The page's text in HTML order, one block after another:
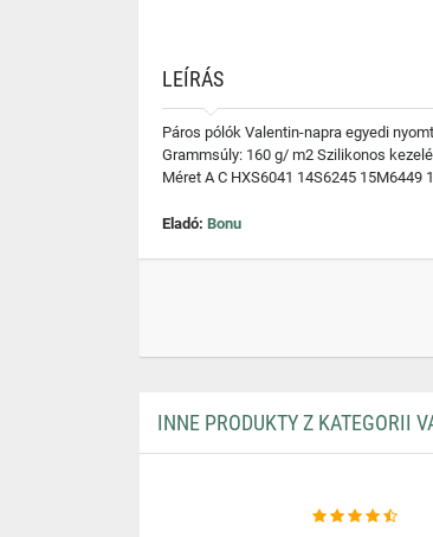
LEÍRÁS
Páros pólók Valentin-napra egyedi
Grammsúly: 160 g/ m2 Szilikonos
Méret A C HXS6041 14S6245
Eladó: Bonu
INNE PRODUKTY Z KATEGORII